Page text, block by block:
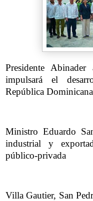
Presidente
impulsará el
República Dominicana
Ministro Eduardo
industrial y
público-privada
Villa Gautier, San